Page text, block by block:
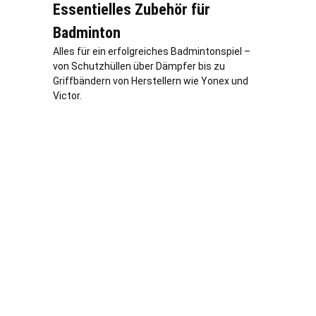
Essentielles Zubehör für
Badminton
Alles für ein erfolgreiches Badmintonspiel –
von Schutzhüllen über Dämpfer bis zu
Griffbändern von Herstellern wie Yonex und
Victor.